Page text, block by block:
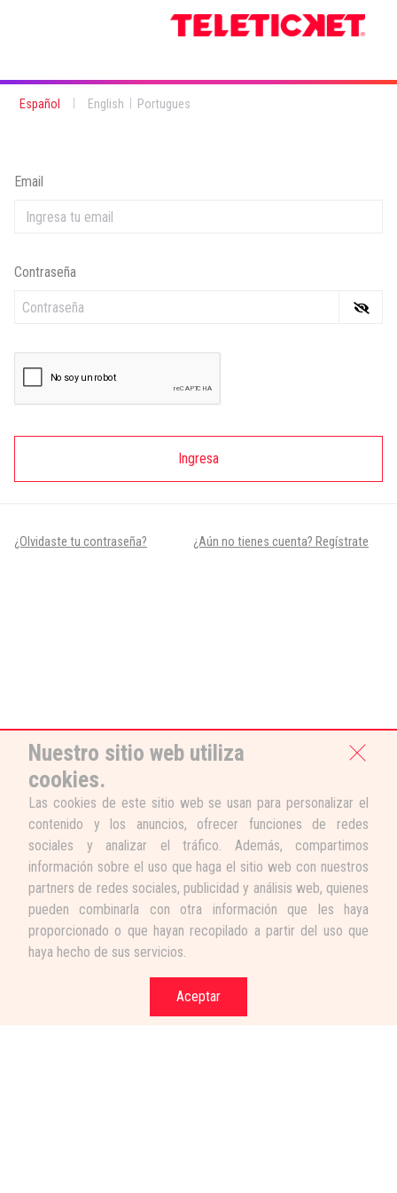
Español English Portugues
Email
Contraseña
Ingresa
¿Olvidaste tu contraseña? ¿Aún no tienes cuenta? Regístrate
Nuestro sitio web utiliza
cookies.
Las cookies de este sitio web se usan para personalizar el
contenido y los anuncios, ofrecer funciones de redes
sociales y analizar el tráfico. Además, compartimos
información sobre el uso que haga el sitio web con nuestros
partners de redes sociales, publicidad y análisis web, quienes
pueden combinarla con otra información que les haya
proporcionado o que hayan recopilado a partir del uso que
haya hecho de sus servicios.
Aceptar